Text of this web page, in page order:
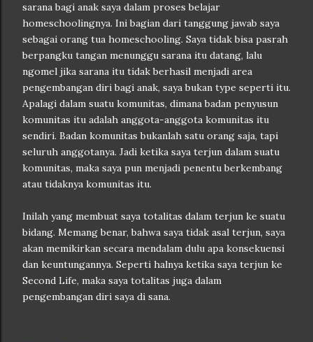
sarana bagi anak saya dalam proses belajar
homeschoolingnya. Ini bagian dari tanggung jawab saya
sebagai orang tua homeschooling. Saya tidak bisa pasrah
berpangku tangan menunggu sarana itu datang, lalu
ngomel jika sarana itu tidak berhasil menjadi area
pengembangan diri bagi anak, saya bukan type seperti itu.
Apalagi dalam suatu komunitas, dimana badan penyusun
komunitas itu adalah anggota-anggota komunitas itu
sendiri. Badan komunitas bukanlah satu orang saja, tapi
seluruh anggotanya. Jadi ketika saya terjun dalam suatu
komunitas, maka saya pun menjadi penentu berkembang
atau tidaknya komunitas itu.
Inilah yang membuat saya totalitas dalam terjun ke suatu
bidang. Memang benar, bahwa saya tidak asal terjun, saya
akan memikirkan secara mendalam dulu apa konsekuensi
dan keuntungannya. Seperti halnya ketika saya terjun ke
Second Life, maka saya totalitas juga dalam
pengembangan diri saya di sana.